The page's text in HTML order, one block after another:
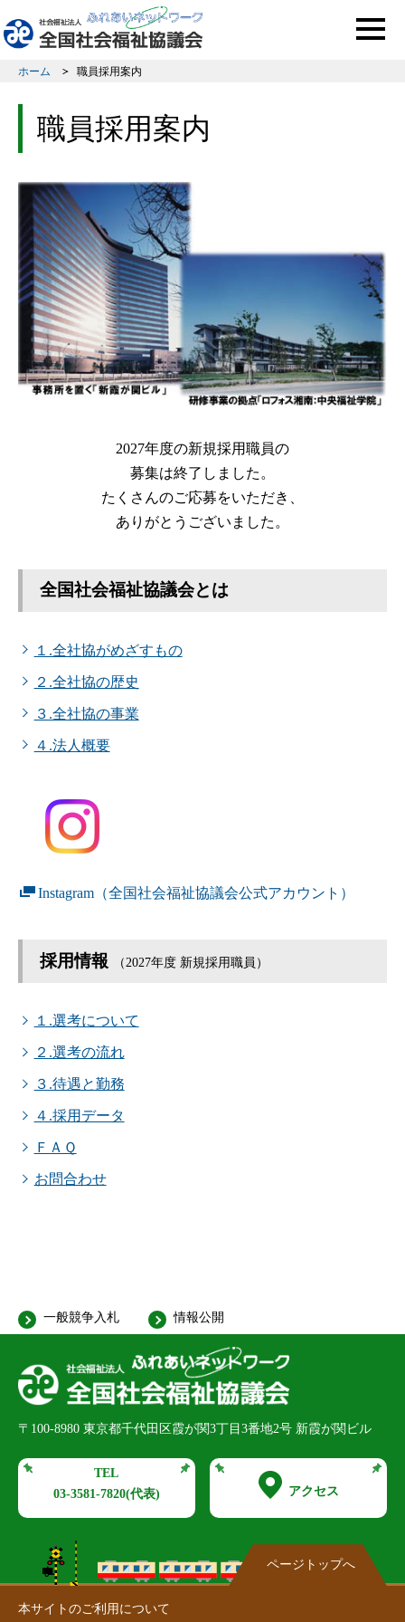
このページの本文へ移動
ホーム 職員採用案内
職員採用案内
2027年度の新規採用職員の
募集は終了しました。
たくさんのご応募をいただき、
ありがとうございました。
全国社会福祉協議会とは
１.全社協がめざすもの
２.全社協の歴史
３.全社協の事業
４.法人概要
Instagram（全国社会福祉協議会公式アカウント）
採用情報 （2027年度 新規採用職員）
１.選考について
２.選考の流れ
３.待遇と勤務
４.採用データ
ＦＡＱ
お問合わせ
一般競争入札 情報公開
〒100-8980 東京都千代田区霞が関3丁目3番地2号 新霞が関ビル
TEL
03-3581-7820(代表) アクセス
本サイトのご利用について
ページトップへ